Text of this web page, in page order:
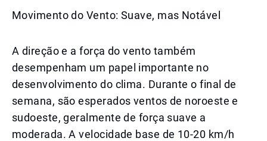
Movimento do Vento: Suave, mas Notável
A direção e a força do vento também
desempenham um papel importante no
desenvolvimento do clima. Durante o final de
semana, são esperados ventos de noroeste e
sudoeste, geralmente de força suave a
moderada. A velocidade base de 10-20 km/h